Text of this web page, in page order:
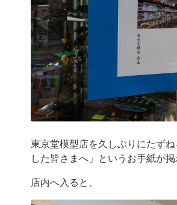
東京堂模型店を久しぶりにたず
した皆さまへ」というお手紙が掲
店内へ入ると、